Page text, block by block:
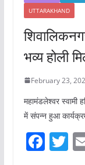
UTTARAKHAND
भव्य होली
February 23,
महामंडलेश्वर स्वामी
में संपन्न हुआ
F T